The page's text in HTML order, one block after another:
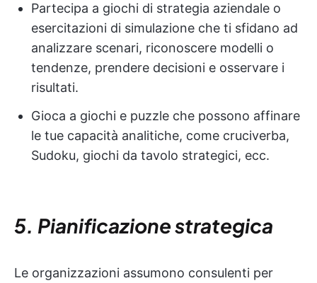
Partecipa a giochi di strategia aziendale o
esercitazioni di simulazione che ti sfidano ad
analizzare scenari, riconoscere modelli o
tendenze, prendere decisioni e osservare i
risultati.
Gioca a giochi e puzzle che possono affinare
le tue capacità analitiche, come cruciverba,
Sudoku, giochi da tavolo strategici, ecc.
5. Pianificazione strategica
Le organizzazioni assumono consulenti per